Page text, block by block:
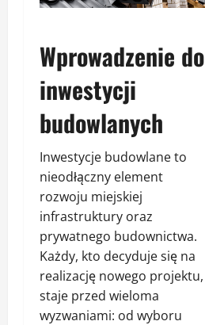
Wprowadzenie do
inwestycji
budowlanych
Inwestycje budowlane to
nieodłączny element
rozwoju miejskiej
infrastruktury oraz
prywatnego budownictwa.
Każdy, kto decyduje się na
realizację nowego projektu,
staje przed wieloma
wyzwaniami: od wyboru